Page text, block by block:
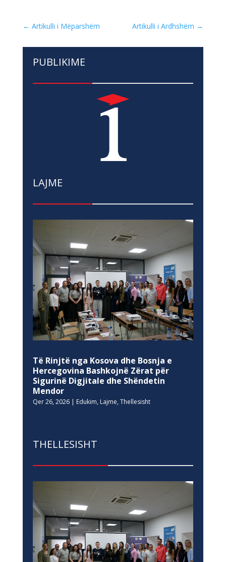
← Artikulli i Mëparshëm Artikulli i Ardhshëm →
PUBLIKIME
LAJME
Të Rinjtë nga Kosova dhe Bosnja e
Hercegovina Bashkojnë Zërat për
Sigurinë Digjitale dhe Shëndetin
Mendor
Qer 26, 2026| Edukim, Lajme, Thellesisht
THELLESISHT